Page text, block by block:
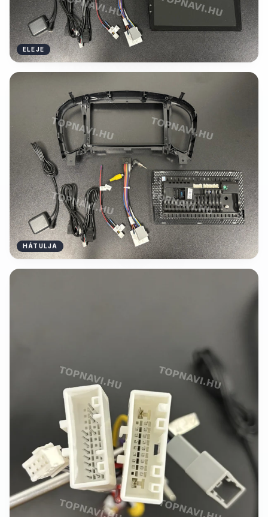
ELEJE
HÁTULJA